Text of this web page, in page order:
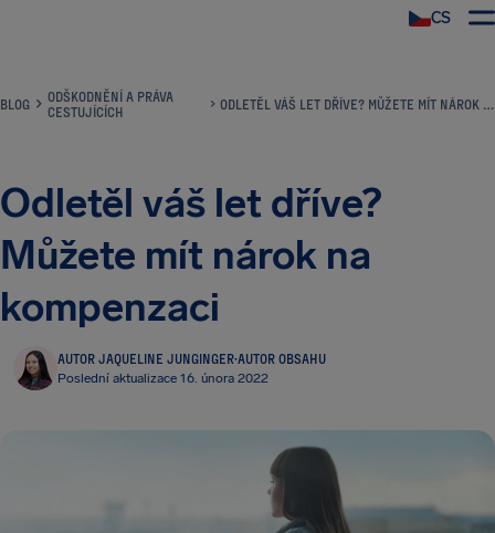
CS
BLOG
ODŠKODNĚNÍ A PRÁVA
CESTUJÍCÍCH
ODLETĚL VÁŠ LET DŘÍVE? MŮŽETE MÍT NÁROK NA KOMPENZACI
Odletěl váš let dříve?
Můžete mít nárok na
kompenzaci
AUTOR JAQUELINE JUNGINGER·AUTOR OBSAHU
Poslední aktualizace 16. února 2022